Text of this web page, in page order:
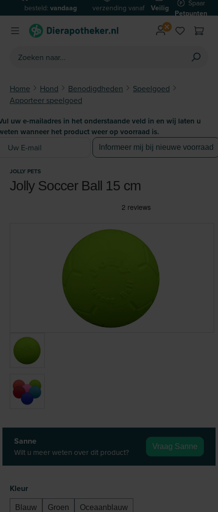
Ga naar de hoofdinhoud
besteld: vandaag
verzonden*
verzending vanaf
€59
Veilig
betalen
Spaar
Petpunten
Home Hond Benodigdheden
Speelgoed
Apporteer speelgoed
Afbeeldingengalerij overslaan
Sanne
Wilt u meer weten over dit product?
Vraag Sanne
JOLLY PETS
Jolly Soccer Ball 15 cm
Selecteer
Kleur
Blauw Groen Oceaanblauw
uw e-mailadres in het onderstaande veld in en wij laten u
wanneer het product weer op voorraad is.
Uw E-mail
Informeer mij bij nieuwe voorraad